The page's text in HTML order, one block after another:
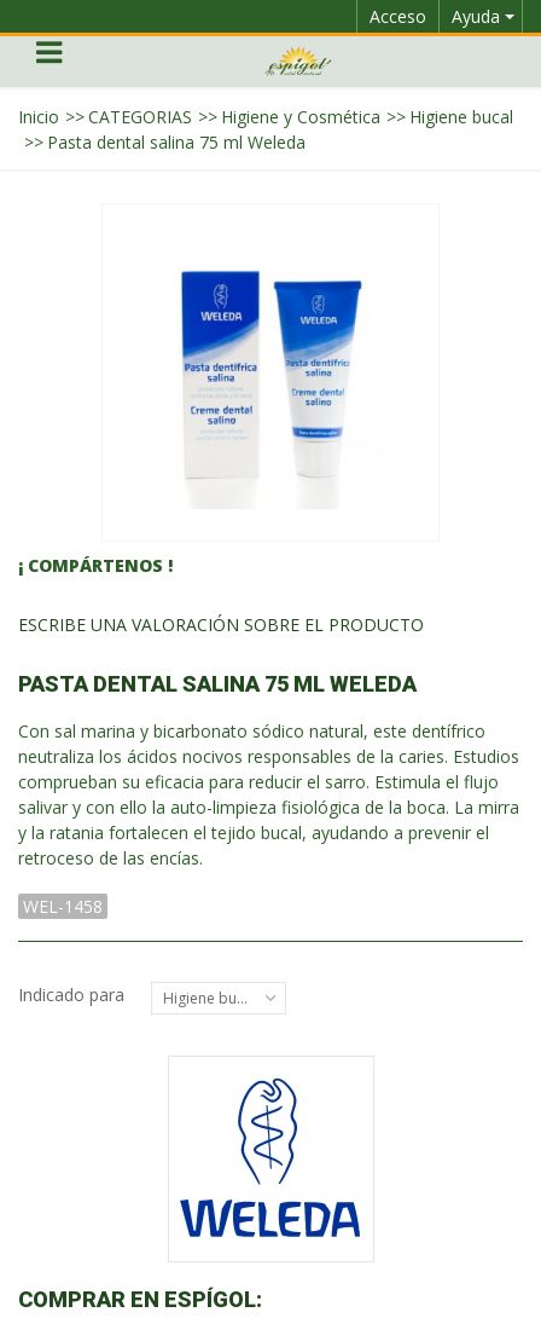
Ayuda
Acceso
Inicio >>CATEGORIAS >> Higiene y Cosmética >> Higiene bucal
>> Pasta dental salina 75 ml Weleda
¡ COMPÁRTENOS !
ESCRIBE UNA VALORACIÓN SOBRE EL PRODUCTO
PASTA DENTAL SALINA 75 ML WELEDA
Con sal marina y bicarbonato sódico natural, este dentífrico
neutraliza los ácidos nocivos responsables de la caries. Estudios
comprueban su eficacia para reducir el sarro. Estimula el flujo
salivar y con ello la auto-limpieza fisiológica de la boca. La mirra
y la ratania fortalecen el tejido bucal, ayudando a prevenir el
retroceso de las encías.
WEL-1458
Indicado para Higiene bucal
COMPRAR EN ESPÍGOL: